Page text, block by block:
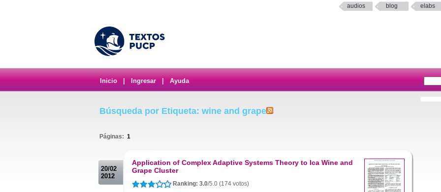
audios blog elabs
Inicio Ingresar Ayuda
Búsqueda por Etiqueta: wine and grape
Páginas: 1
20/02
2012
Application of Complex Adaptive Systems Theory to Ica Wine and
Grape Cluster
Ranking: 3.0/5.0 (174 votos)